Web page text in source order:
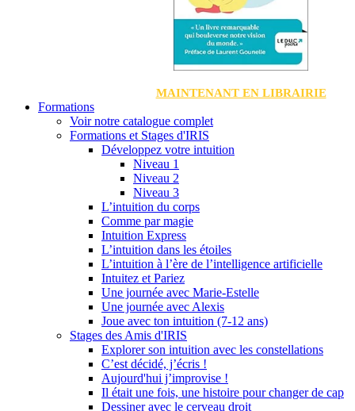
MAINTENANT EN LIBRAIRIE
Formations
Voir notre catalogue complet
Formations et Stages d'IRIS
Développez votre intuition
Niveau 1
Niveau 2
Niveau 3
L’intuition du corps
Comme par magie
Intuition Express
L’intuition dans les étoiles
L’intuition à l’ère de l’intelligence artificielle
Intuitez et Pariez
Une journée avec Marie-Estelle
Une journée avec Alexis
Joue avec ton intuition (7-12 ans)
Stages des Amis d'IRIS
Explorer son intuition avec les constellations
C’est décidé, j’écris !
Aujourd'hui j’improvise !
Il était une fois, une histoire pour changer de cap
Dessiner avec le cerveau droit